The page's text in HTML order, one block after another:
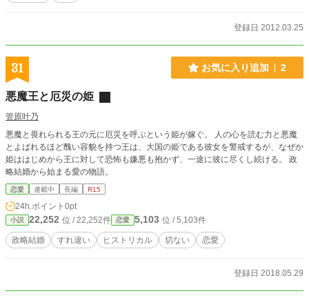
登録日 2012.03.25
31 お気に入り追加 2
悪魔王と厄災の姫
管原叶乃
悪魔と畏れられる王の元に厄災を呼ぶという姫が嫁ぐ。 人の心を読む力と悪魔
とよばれるほど醜い容貌を持つ王は、大国の姫である彼女を警戒するが、なぜか
姫ははじめから王に対して恐怖も嫌悪も抱かず、一途に彼に尽くし続ける。 政
略結婚から始まる愛の物語。
恋愛 連載中 長編 R15
24h.ポイント 0pt
小説 22,252 位 / 22,252件 恋愛 5,103 位 / 5,103件
政略結婚 すれ違い ヒストリカル 切ない 恋愛
登録日 2018.05.29